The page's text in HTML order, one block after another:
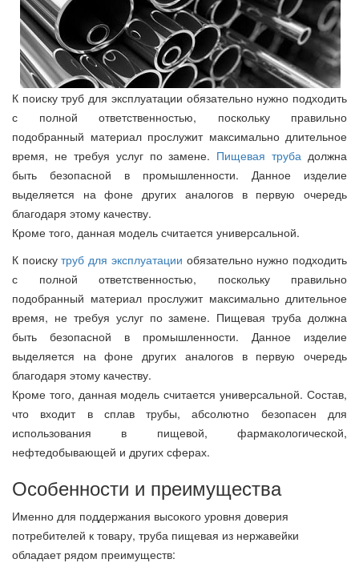
К поиску труб для эксплуатации обязательно нужно подходить
с полной ответственностью, поскольку правильно
подобранный материал прослужит максимально длительное
время, не требуя услуг по замене. Пищевая труба должна
быть безопасной в промышленности. Данное изделие
выделяется на фоне других аналогов в первую очередь
благодаря этому качеству.
Кроме того, данная модель считается универсальной.
К поискутруб для эксплуатации обязательно нужно подходить
с полной ответственностью, поскольку правильно
подобранный материал прослужит максимально длительное
время, не требуя услуг по замене. Пищевая труба должна
быть безопасной в промышленности. Данное изделие
выделяется на фоне других аналогов в первую очередь
благодаря этому качеству.
Кроме того, данная модель считается универсальной. Состав,
что входит в сплав трубы, абсолютно безопасен для
использования в пищевой, фармакологической,
нефтедобывающей и других сферах.
Особенности и преимущества
Именно для поддержания высокого уровня доверия
потребителей к товару, труба пищевая из нержавейки
обладает рядом преимуществ: